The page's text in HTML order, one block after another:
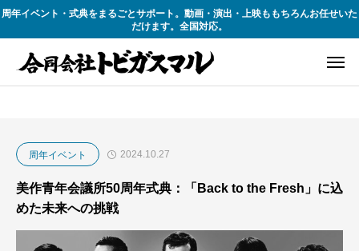
周年イベント・式典をまるごとサポート。動画・演出・上映ももちろんお任せいた
だけます。全国対応。
周年イベント 2024.10.27
美作青年会議所50周年式典：「Back to the Fresh」に込
めた未来への挑戦